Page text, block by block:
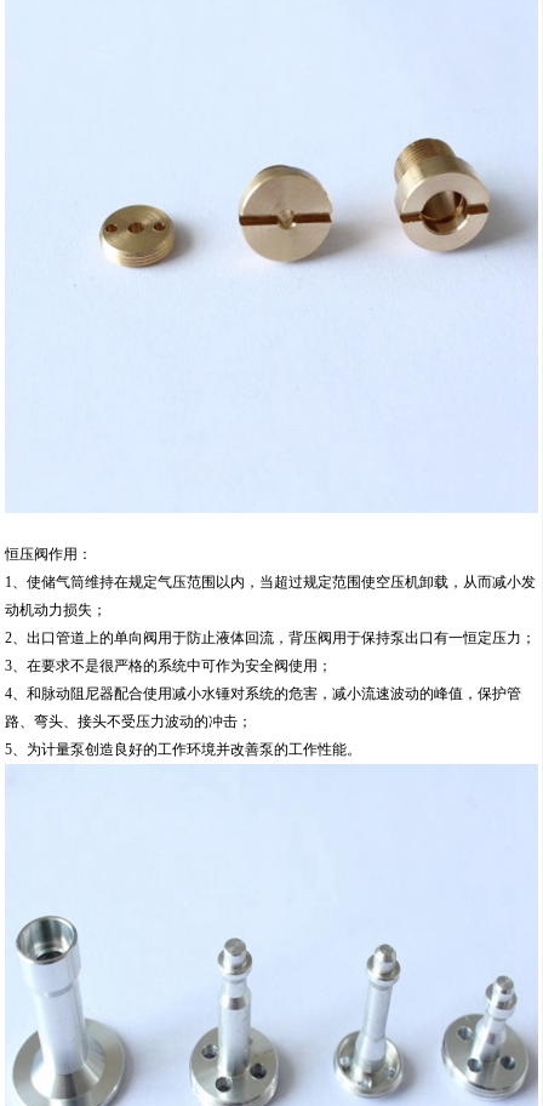
恒压阀作用：
1、使储气筒维持在规定气压范围以内，当超过规定范围使空压机卸载，从而减小发
动机动力损失；
2、出口管道上的单向阀用于防止液体回流，背压阀用于保持泵出口有一恒定压力；
3、在要求不是很严格的系统中可作为安全阀使用；
4、和脉动阻尼器配合使用减小水锤对系统的危害，减小流速波动的峰值，保护管
路、弯头、接头不受压力波动的冲击；
5、为计量泵创造良好的工作环境并改善泵的工作性能。